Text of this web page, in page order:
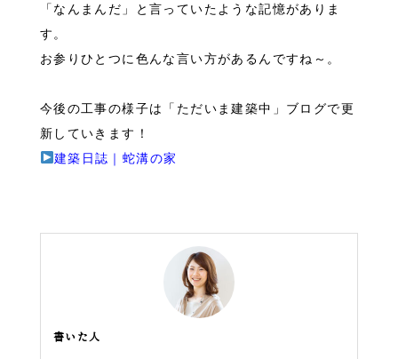
「なんまんだ」と言っていたような記憶がありま
す。
お参りひとつに色んな言い方があるんですね～。
今後の工事の様子は「ただいま建築中」ブログで更
新していきます！
建築日誌｜蛇溝の家
書いた人